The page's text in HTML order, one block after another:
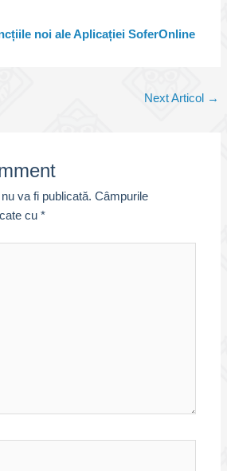
noi ale Aplicației SoferOnline
Next Articol →
va fi publicată. Câmpurile
cu*